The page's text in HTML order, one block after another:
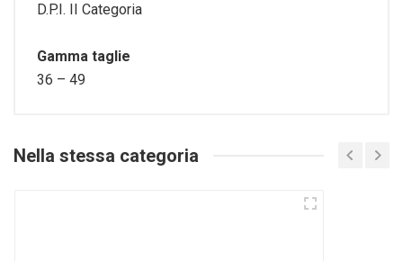
D.P.I. II Categoria
Gamma taglie
36 – 49
Nella stessa categoria